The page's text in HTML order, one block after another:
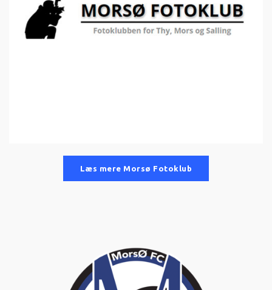
Læs mere Morsø Fotoklub